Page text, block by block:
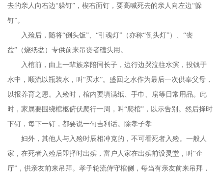
去的亲人向右边“躲钉”，楔右面钉，要高喊死去的亲人向左边“躲
钉”。
入殓后，随将“倒头饭”、“引魂灯”（亦称“倒头灯”）、“丧
盆”（烧纸盆）专供前来吊丧者磕头用。
入棺前，由上一辈族亲陪同长子，边行边哭泣往水滨，投钱于
水中，顺流以瓶装水，叫 “买水”。盛回之水作为最后一次供奉父母，
以报养育之恩。入殓时，棺内要填满纸、手巾、扇等日常用品。此
时，家属要围绕棺柩俯伏爬行一周，叫“爬棺”，以示告别。然后择时
下钉，每下一钉，都要说一句吉利话。除孝子孝
妇外，其他人与入殓时辰相冲克的，不可看死者入殓。一般人
家，在死者入殓后即择时出殡，富户人家在出殡前设灵堂，叫 “企
厅”，供亲友前来吊拜。孝子轮流侍守棺侧，每当有亲友前来吊拜，